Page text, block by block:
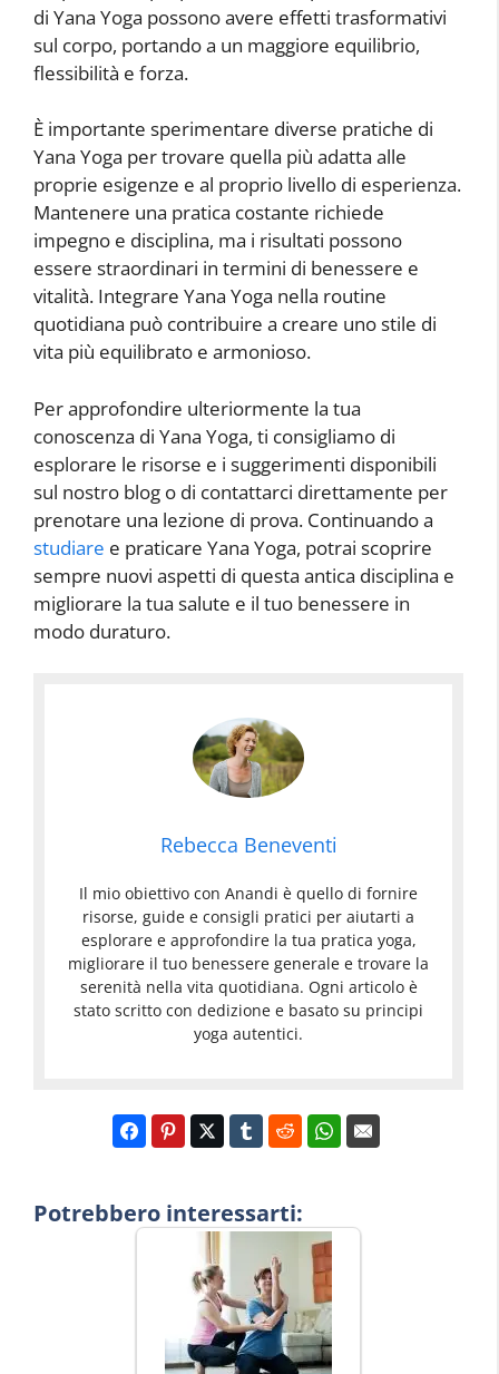
di Yana Yoga possono avere effetti trasformativi
sul corpo, portando a un maggiore equilibrio,
flessibilità e forza.
È importante sperimentare diverse pratiche di
Yana Yoga per trovare quella più adatta alle
proprie esigenze e al proprio livello di esperienza.
Mantenere una pratica costante richiede
impegno e disciplina, ma i risultati possono
essere straordinari in termini di benessere e
vitalità. Integrare Yana Yoga nella routine
quotidiana può contribuire a creare uno stile di
vita più equilibrato e armonioso.
Per approfondire ulteriormente la tua
conoscenza di Yana Yoga, ti consigliamo di
esplorare le risorse e i suggerimenti disponibili
sul nostro blog o di contattarci direttamente per
prenotare una lezione di prova. Continuando a
studiare e praticare Yana Yoga, potrai scoprire
sempre nuovi aspetti di questa antica disciplina e
migliorare la tua salute e il tuo benessere in
modo duraturo.
Rebecca Beneventi
Il mio obiettivo con Anandi è quello di fornire
risorse, guide e consigli pratici per aiutarti a
esplorare e approfondire la tua pratica yoga,
migliorare il tuo benessere generale e trovare la
serenità nella vita quotidiana. Ogni articolo è
stato scritto con dedizione e basato su principi
yoga autentici.
Potrebbero interessarti: